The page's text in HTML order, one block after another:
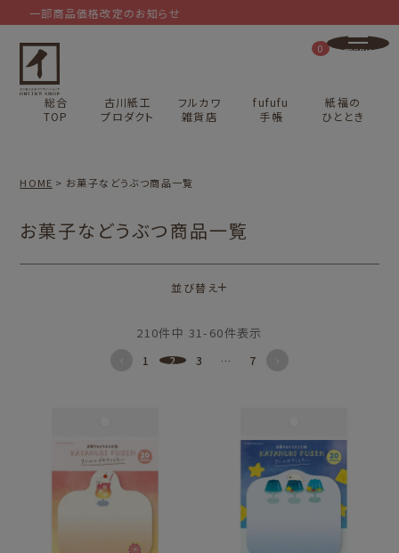
一部商品価格改定のお知らせ
総合
TOP
古川紙工
プロダクト
フルカワ
雑貨店
fufufu
手帳
紙福の
ひととき
0
HOME お菓子などうぶつ商品一覧
お菓子などうぶつ商品一覧
並び替え
210件中 31- 60件表示
1 2 3 … 7